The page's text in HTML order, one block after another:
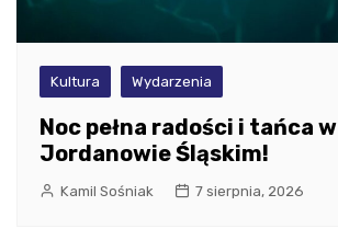
Kultura Wydarzenia
Noc pełna radości i tańca w
Jordanowie Śląskim!
Kamil Sośniak 7 sierpnia, 2026